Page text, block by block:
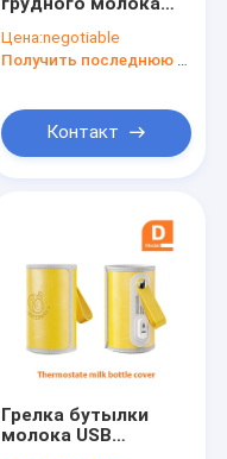
бутылки USB
термостата 42℃
Цена:negotiable
Получить последнюю цену
Контакт
Грелка бутылки
молока USB